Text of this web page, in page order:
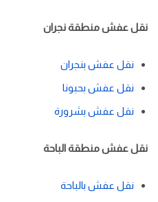
نقل عفش منطقة نجران
نقل عفش بنجران
نقل عفش بحبونا
نقل عفش بشرورة
نقل عفش منطقة الباحة
نقل عفش بالباحة